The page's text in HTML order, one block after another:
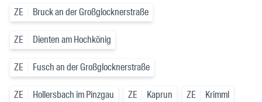
ZE Bruck an der Großglocknerstraße
ZE Dienten am Hochkönig
ZE Fusch an der Großglocknerstraße
ZE Hollersbach im Pinzgau ZE Kaprun ZE Krimml